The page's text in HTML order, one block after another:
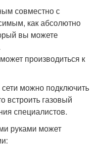
совместно с
как абсолютно
вы можете
производиться к
можно подключить
встроить газовый
специалистов.
руками может